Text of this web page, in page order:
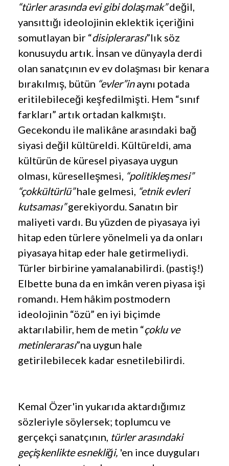
“türler arasında evi gibi dolaşmak”değil,
yansıttığı ideolojinin eklektik içeriğini
somutlayan bir “disiplerarası”lık söz
konusuydu artık. İnsan ve dünyayla derdi
olan sanatçının ev ev dolaşması bir kenara
bırakılmış, bütün “evler”inaynı potada
eritilebileceği keşfedilmişti. Hem “sınıf
farkları” artık ortadan kalkmıştı.
Gecekondu ile malikâne arasındaki bağ
siyasi değil kültüreldi. Kültüreldi, ama
kültürün de küresel piyasaya uygun
olması, küreselleşmesi, “politikleşmesi”
“çokkültürlü”hale gelmesi, “etnik evleri
kutsaması”gerekiyordu. Sanatın bir
maliyeti vardı. Bu yüzden de piyasaya iyi
hitap eden türlere yönelmeli ya da onları
piyasaya hitap eder hale getirmeliydi.
Türler birbirine yamalanabilirdi. (pastiş!)
Elbette buna da en imkân veren piyasa işi
romandı. Hem hâkim postmodern
ideolojinin “özü” en iyi biçimde
aktarılabilir, hem de metin “çoklu ve
metinlerarası”na uygun hale
getirilebilecek kadar esnetilebilirdi.
Kemal Özer'in yukarıda aktardığımız
sözleriyle söylersek; toplumcu ve
gerçekçi sanatçının, türler arasındaki
geçişkenlikte esnekliği, 'en ince duyguları